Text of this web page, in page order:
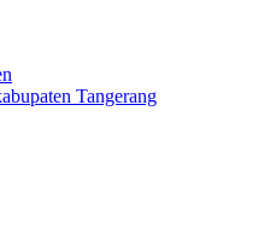
Tangerang